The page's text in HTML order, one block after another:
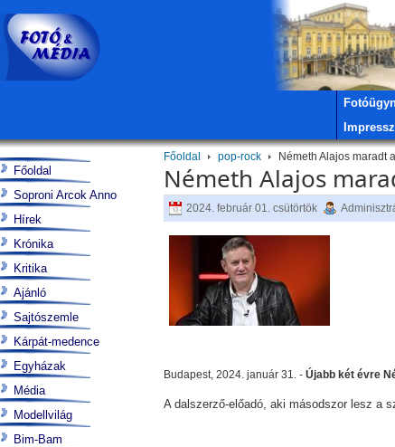
Főoldal pop-rock Németh Alajos maradt
Németh Alajos
2024. február 01. csütörtök
Budapest, 2024. január 31. -Újabb két évre
A dalszerző-előadó, aki másodszor lesz a
Főoldal
Soproni Arcok Anno
Hírek
Krónika
Kritika
Ajánló
Sajtószemle
Kárpát-medence
Egyházak
Média
Modellvilág
Bim-Bam